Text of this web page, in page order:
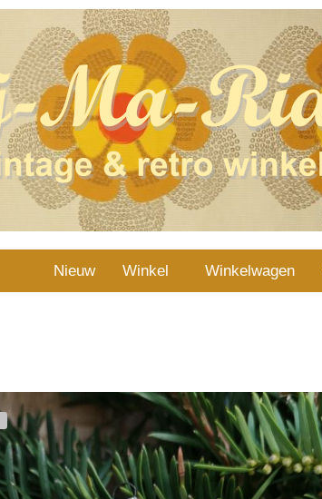
Nieuw Winkel Winkelwagen